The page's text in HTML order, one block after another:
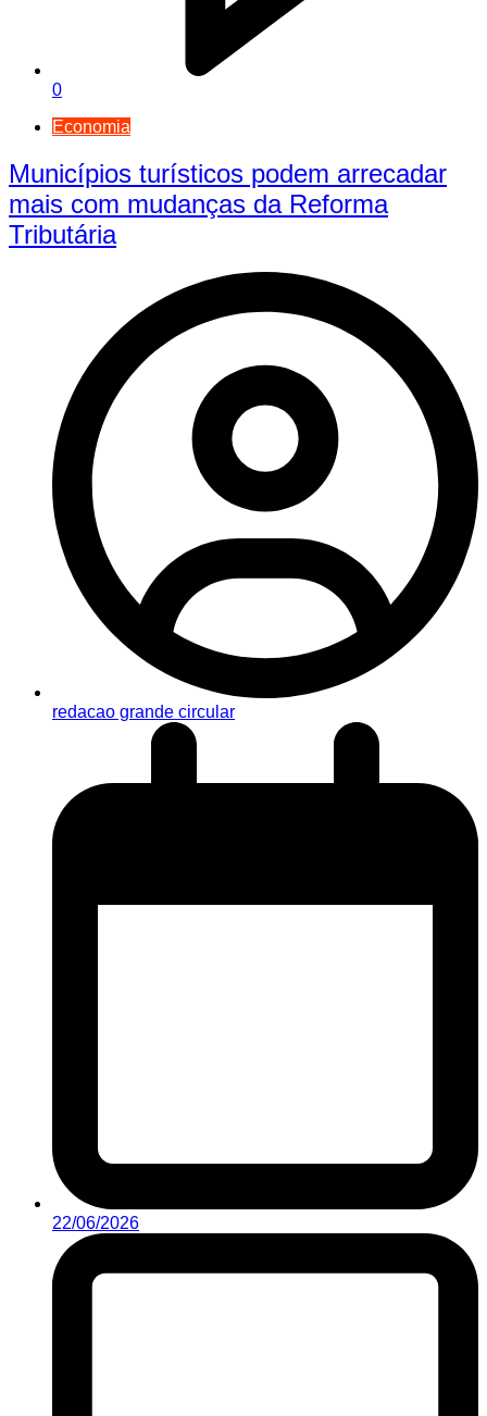
0
Economia
Municípios turísticos podem arrecadar
mais com mudanças da Reforma
Tributária
redacao grande circular
22/06/2026